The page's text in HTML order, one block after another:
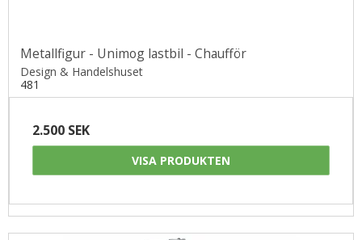
Metallfigur - Unimog lastbil - Chaufför
Design & Handelshuset
481
2.500 SEK
VISA PRODUKTEN